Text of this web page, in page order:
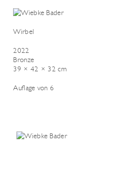
Wirbel
2022
Bronze
39 × 42 × 32 cm
Auflage von 6